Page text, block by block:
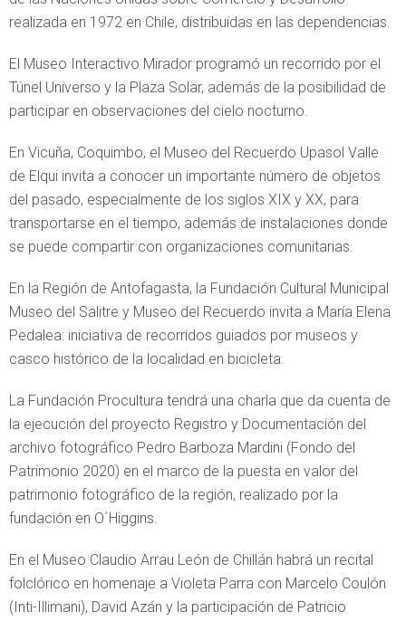
realizada en 1972 en Chile, distribuidas en las dependencias.
El Museo Interactivo Mirador programó un recorrido por el
Túnel Universo y la Plaza Solar, además de la posibilidad de
participar en observaciones del cielo nocturno.
En Vicuña, Coquimbo, el Museo del Recuerdo Upasol Valle
de Elqui invita a conocer un importante número de objetos
del pasado, especialmente de los siglos XIX y XX, para
transportarse en el tiempo, además de instalaciones donde
se puede compartir con organizaciones comunitarias.
En la Región de Antofagasta, la Fundación Cultural Municipal
Museo del Salitre y Museo del Recuerdo invita a María Elena
Pedalea: iniciativa de recorridos guiados por museos y
casco histórico de la localidad en bicicleta.
La Fundación Procultura tendrá una charla que da cuenta de
la ejecución del proyecto Registro y Documentación del
archivo fotográfico Pedro Barboza Mardini (Fondo del
Patrimonio 2020) en el marco de la puesta en valor del
patrimonio fotográfico de la región, realizado por la
fundación en O´Higgins.
En el Museo Claudio Arrau León de Chillán habrá un recital
folclórico en homenaje a Violeta Parra con Marcelo Coulón
(Inti-Illimani), David Azán y la participación de Patricio